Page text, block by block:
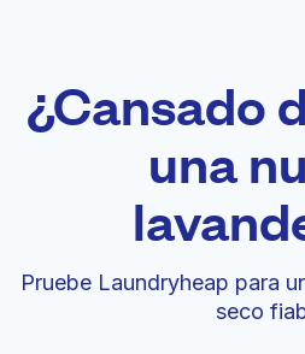
¿Cansado
una
Pruebe Laundryheap para
seco